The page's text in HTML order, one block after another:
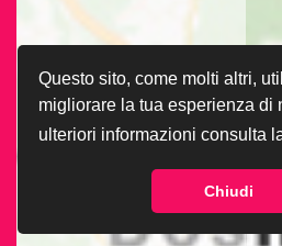
Questo sito, come molti altri,
migliorare la tua esperienza di
ulteriori informazioni consulta
Chiudi